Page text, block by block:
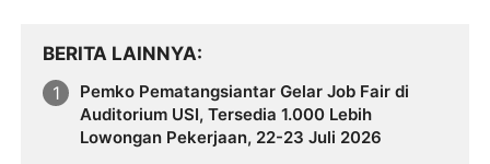
BERITA LAINNYA
Pemko Pematangsiantar Gelar Job Fair di
Auditorium USI, Tersedia 1.000 Lebih
Lowongan Pekerjaan, 22-23 Juli 2026